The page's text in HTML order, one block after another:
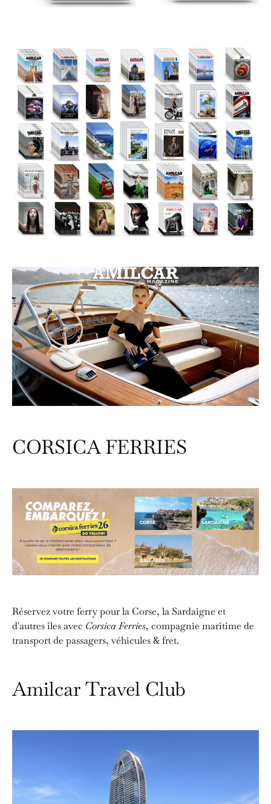
CORSICA FERRIES
Réservez votre ferry pour la Corse, la Sardaigne et
d'autres îles avec Corsica Ferries, compagnie maritime de
transport de passagers, véhicules & fret.
Amilcar Travel Club